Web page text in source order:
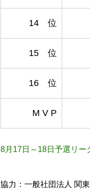
14 位
15 位
16 位
M V P
8月17日～18日予選リー
協力：一般社団法人 関